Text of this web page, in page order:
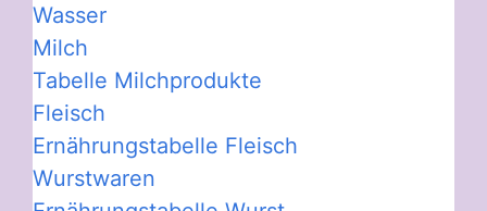
Wasser
Milch
Tabelle Milchprodukte
Fleisch
Ernährungstabelle Fleisch
Wurstwaren